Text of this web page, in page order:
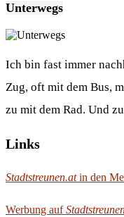
Unterwegs
Ich bin fast immer
Zug, oft mit dem Bus,
zu mit dem Rad. Und
Links
Stadtstreunen.atin den
Werbung auf